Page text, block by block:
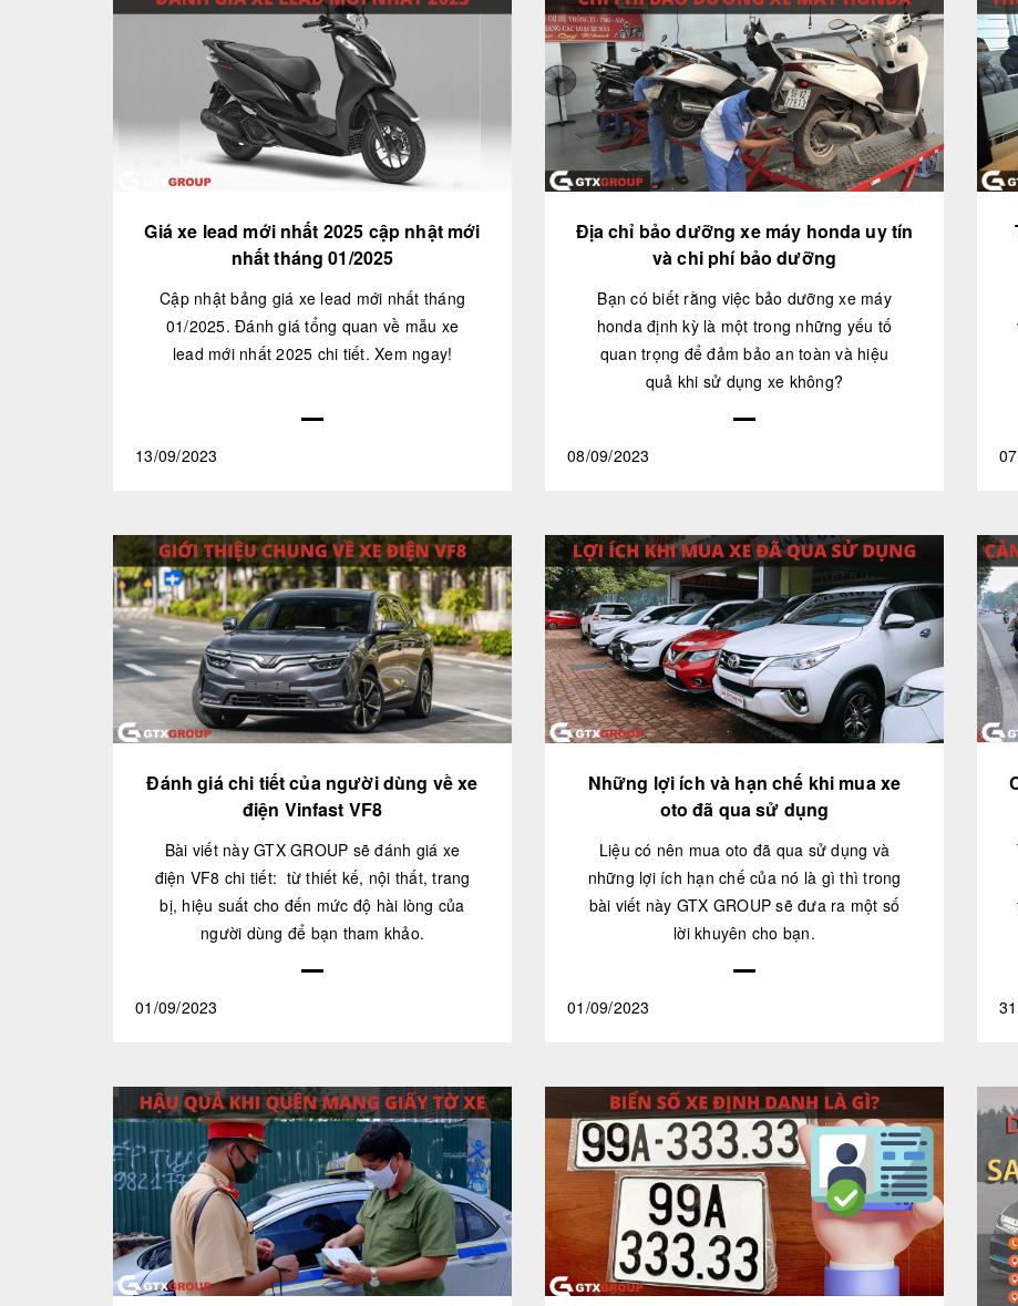
Giá xe lead mới nhất 2025 cập nhật mới
nhất tháng 01/2025
Cập nhật bảng giá xe lead mới nhất tháng
01/2025. Đánh giá tổng quan về mẫu xe
lead mới nhất 2025 chi tiết. Xem ngay!
13/09/2023
Địa chỉ bảo dưỡng xe máy honda uy tín
và chi phí bảo dưỡng
Bạn có biết rằng việc bảo dưỡng xe máy
honda định kỳ là một trong những yếu tố
quan trọng để đảm bảo an toàn và hiệu
quả khi sử dụng xe không?
08/09/2023
Đánh giá chi tiết của người dùng về xe
điện Vinfast VF8
Bài viết này GTX GROUP sẽ đánh giá xe
điện VF8 chi tiết: từ thiết kế, nội thất, trang
bị, hiệu suất cho đến mức độ hài lòng của
người dùng để bạn tham khảo.
01/09/2023
Những lợi ích và hạn chế khi mua xe
oto đã qua sử dụng
Liệu có nên mua oto đã qua sử dụng và
những lợi ích hạn chế của nó là gì thì trong
bài viết này GTX GROUP sẽ đưa ra một số
lời khuyên cho bạn.
01/09/2023